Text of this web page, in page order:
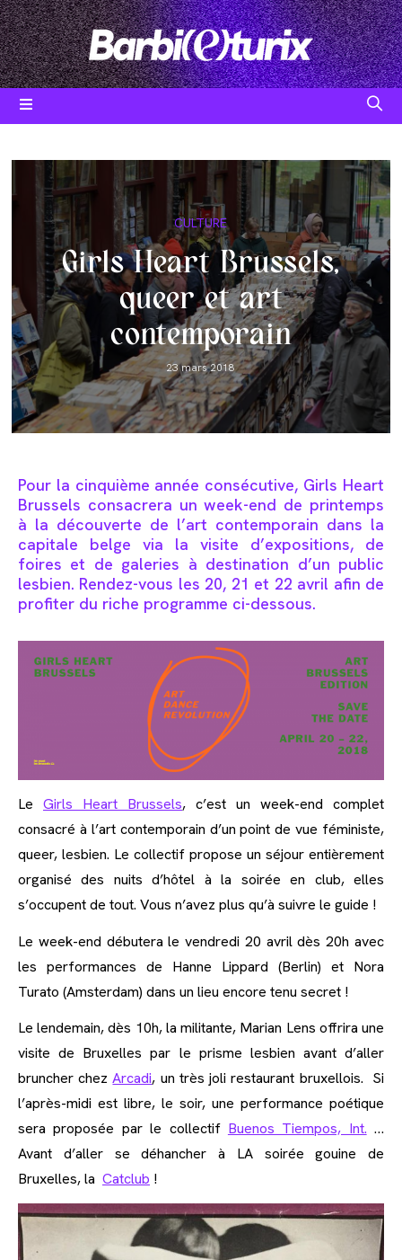
Skip
to
content
Post
category:
CULTURE
Girls Heart Brussels,
queer et art
contemporain
Post
published:
23 mars 2018
Pour la cinquième année consécutive, Girls Heart
Brussels consacrera un week-end de printemps
à la découverte de l’art contemporain dans la
capitale belge via la visite d’expositions, de
foires et de galeries à destination d’un public
lesbien. Rendez-vous les 20, 21 et 22 avril afin de
profiter du riche programme ci-dessous.
Le Girls Heart Brussels, c’est un week-end complet
consacré à l’art contemporain d’un point de vue féministe,
queer, lesbien. Le collectif propose un séjour entièrement
organisé des nuits d’hôtel à la soirée en club, elles
s’occupent de tout. Vous n’avez plus qu’à suivre le guide !
Le week-end débutera le vendredi 20 avril dès 20h avec
les performances de Hanne Lippard (Berlin) et Nora
Turato (Amsterdam) dans un lieu encore tenu secret !
Le lendemain, dès 10h, la militante, Marian Lens offrira une
visite de Bruxelles par le prisme lesbien avant d’aller
bruncher chezArcadi, un très joli restaurant bruxellois. Si
l’après-midi est libre, le soir, une performance poétique
sera proposée par le collectif Buenos Tiempos, Int. …
Avant d’aller se déhancher à LA soirée gouine de
Bruxelles, la Catclub !